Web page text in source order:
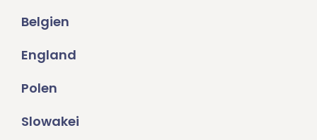
Belgien
England
Polen
Slowakei